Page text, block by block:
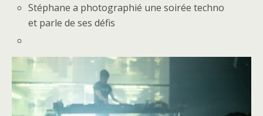
Stéphane a photographié une soirée techno
et parle de ses défis